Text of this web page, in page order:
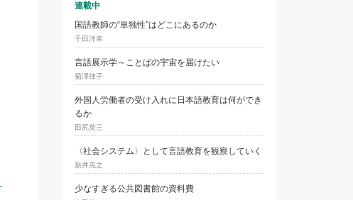
連載中
国語教師の“単独性”はどこにあるのか
千田洋幸
言語展示学～ことばの宇宙を届けたい
菊澤律子
外国人労働者の受け入れに日本語教育は何ができ
るか
田尻英三
〈社会システム〉として言語教育を観察していく
新井克之
少なすぎる公共図書館の資料費